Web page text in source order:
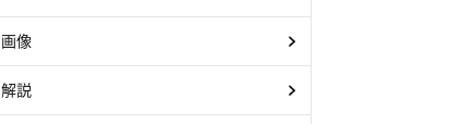
画像
解説